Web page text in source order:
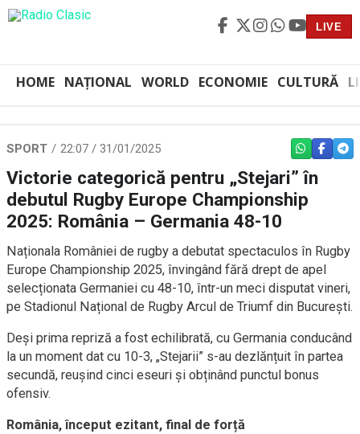
LIVE
HOME NAȚIONAL WORLD ECONOMIE CULTURĂ
SPORT 22:07 / 31/01/2025 WHATSAPP
Victorie categorică pentru „Stejari” în
debutul Rugby Europe Championship
2025: România – Germania 48-10
Naționala României de rugby a debutat spectaculos în Rugby
Europe Championship 2025, învingând fără drept de apel
selecționata Germaniei cu 48-10, într-un meci disputat vineri,
pe Stadionul Național de Rugby Arcul de Triumf din București.
Deși prima repriză a fost echilibrată, cu Germania conducând
la un moment dat cu 10-3, „Stejarii” s-au dezlănțuit în partea
secundă, reușind cinci eseuri și obținând punctul bonus
ofensiv.
România, început ezitant, final de forță